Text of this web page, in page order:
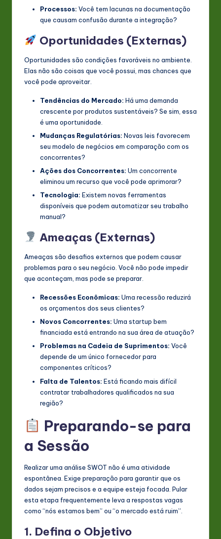
Processos: Você tem lacunas na documentação
que causam confusão durante a integração?
Oportunidades (Externas)
Oportunidades são condições favoráveis no ambiente.
Elas não são coisas que você possui, mas chances que
você pode aproveitar.
Tendências do Mercado: Há uma demanda
crescente por produtos sustentáveis? Se sim, essa
é uma oportunidade.
Mudanças Regulatórias: Novas leis favorecem
seu modelo de negócios em comparação com os
concorrentes?
Ações dos Concorrentes: Um concorrente
eliminou um recurso que você pode aprimorar?
Tecnologia: Existem novas ferramentas
disponíveis que podem automatizar seu trabalho
manual?
Ameaças (Externas)
Ameaças são desafios externos que podem causar
problemas para o seu negócio. Você não pode impedir
que aconteçam, mas pode se preparar.
Recessões Econômicas: Uma recessão reduzirá
os orçamentos dos seus clientes?
Novos Concorrentes: Uma startup bem
financiada está entrando na sua área de atuação?
Problemas na Cadeia de Suprimentos: Você
depende de um único fornecedor para
componentes críticos?
Falta de Talentos: Está ficando mais difícil
contratar trabalhadores qualificados na sua
região?
Preparando-se para
a Sessão
Realizar uma análise SWOT não é uma atividade
espontânea. Exige preparação para garantir que os
dados sejam precisos e a equipe esteja focada. Pular
esta etapa frequentemente leva a respostas vagas
como “nós estamos bem” ou “o mercado está ruim”.
1. Defina o Objetivo